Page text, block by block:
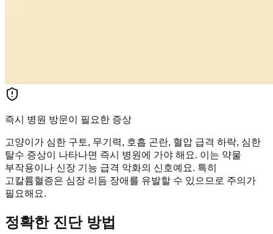
즉시 병원 방문이 필요한 증상
고양이가 심한 구토, 무기력, 호흡 곤란, 혈압 급격 하락, 심한
탈수 증상이 나타나면 즉시 병원에 가야 해요. 이는 약물
부작용이나 신장 기능 급격 악화의 신호예요. 특히
고칼륨혈증은 심장 리듬 장애를 유발할 수 있으므로 주의가
필요해요.
정확한 진단 방법